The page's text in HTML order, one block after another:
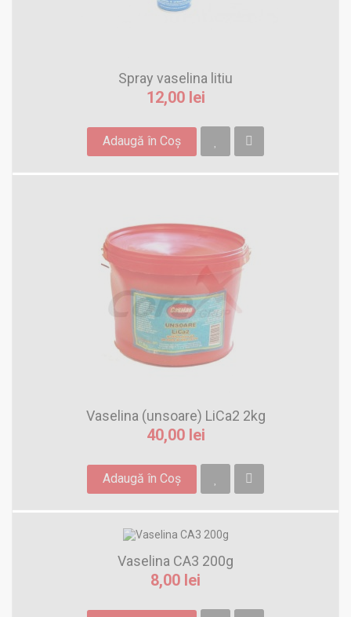
Spray vaselina litiu
12,00 lei
Adaugă în Coş
Vaselina (unsoare) LiCa2 2kg
40,00 lei
Adaugă în Coş
Vaselina CA3 200g
8,00 lei